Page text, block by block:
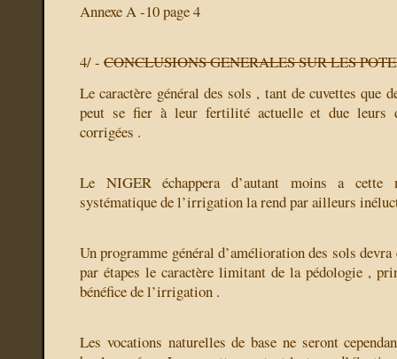
Annexe A -10 page 4
4/ - CONCLUSIONS GENERALES SUR LES
Le caractère général des sols , tant de cuvettes que
peut se fier à leur fertilité actuelle et due leurs
corrigées .
Le NIGER échappera d’autant moins a cette
systématique de l’irrigation la rend par ailleurs
Un programme général d’amélioration des sols
par étapes le caractère limitant de la pédologie ,
bénéfice de l’irrigation .
Les vocations naturelles de base ne seront